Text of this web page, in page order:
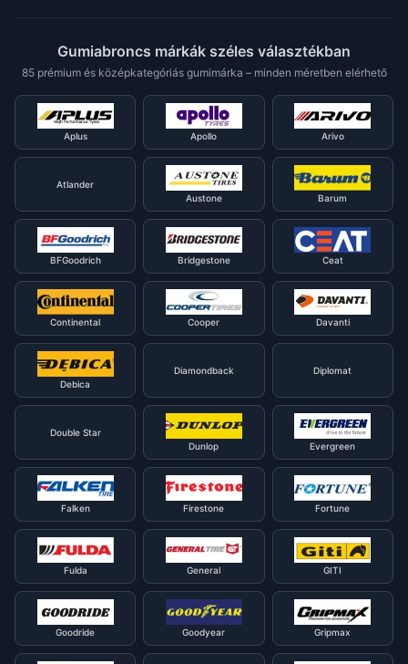
Gumiabroncs márkák széles választékban
85 prémium és középkategóriás gumimárka – minden méretben elérhető
Aplus Apollo Arivo
Atlander
Austone
Barum
BFGoodrich Bridgestone Ceat
Continental Cooper Davanti
Debica
Diamondback Diplomat
Double Star
Dunlop
Evergreen
Falken Firestone Fortune
Fulda General GITI
Goodride Goodyear Gripmax